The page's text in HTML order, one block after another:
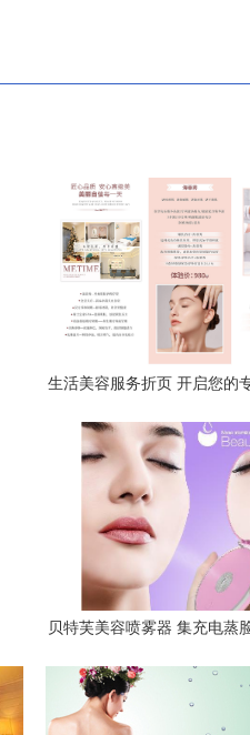
生活美容服务折页 开启您的
贝特芙美容喷雾器 集充电蒸